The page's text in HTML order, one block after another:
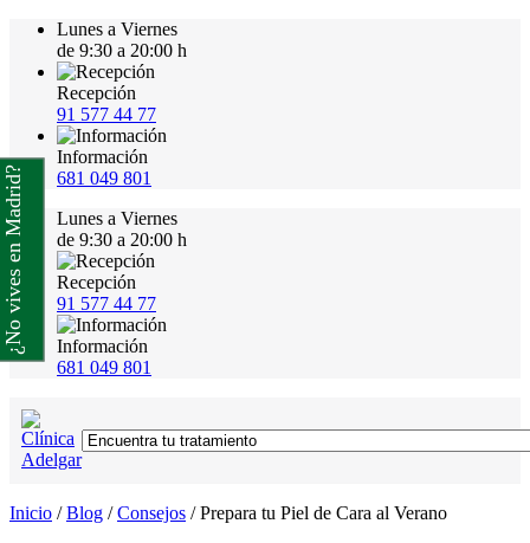
Lunes a Viernes
de 9:30 a 20:00 h
Recepción
91 577 44 77
Información
681 049 801
Lunes a Viernes
de 9:30 a 20:00 h
Recepción
91 577 44 77
Información
681 049 801
Inicio /Blog /Consejos /Prepara tu Piel de Cara al Verano
¿No vives en Madrid?